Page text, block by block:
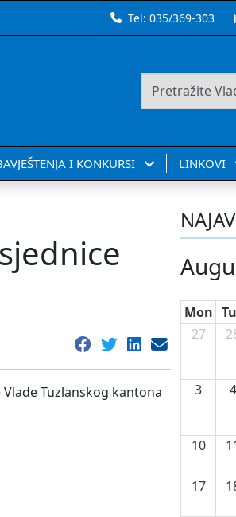
Tel:035/369-303
I KONKURSI LINKOVI
Tuzlanskog kantona
Mon
27
3 4
10
17